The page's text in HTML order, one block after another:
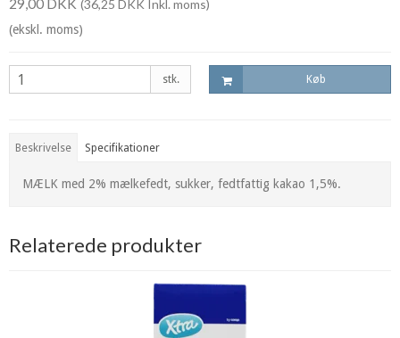
(36,25 DKK Inkl. moms)
(ekskl. moms)
stk. Køb
Beskrivelse Specifikationer
MÆLK med 2% mælkefedt, sukker, fedtfattig kakao 1,5%.
Relaterede produkter